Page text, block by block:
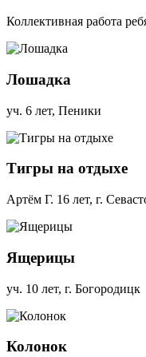
Коллективная работа
Лошадка
уч. 6 лет, Пеники
Тигры на отдыхе
Артём Г. 16 лет, г.
Ящерицы
уч. 10 лет, г. Богородицк
Колонок